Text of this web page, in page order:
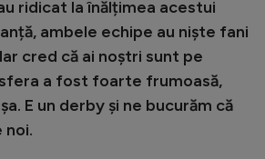
ridicat la înălțimea acestui
ambele echipe au niște fani
cred că ai noștri sunt pe
a fost foarte frumoasă,
E un derby și ne bucurăm că
noi.